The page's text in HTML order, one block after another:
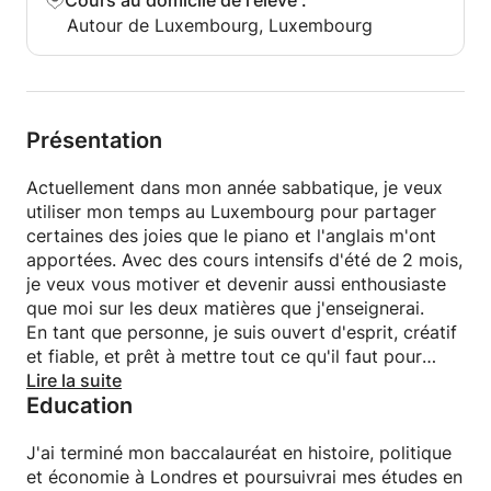
piano et piano accompagné, je suis une personne
très communicative et ouverte d'esprit, et j'ai hâte
productifs ensemble en ces temps difficiles.
Sympathique, patient et motivé! Parle couramment
luxembourgeois.
Autour de Luxembourg, Luxembourg
Présentation
Actuellement dans mon année sabbatique, je veux
utiliser mon temps au Luxembourg pour partager
certaines des joies que le piano et l'anglais m'ont
apportées. Avec des cours intensifs d'été de 2 mois,
je veux vous motiver et devenir aussi enthousiaste
que moi sur les deux matières que j'enseignerai.
En tant que personne, je suis ouvert d'esprit, créatif
et fiable, et prêt à mettre tout ce qu'il faut pour
accomplir mes tâches professionnelles, à la fois
individuellement et en équipe. Je parle couramment
et j'ai de l'expérience dans l'enseignement à
différents âges.
Lire la suite
Education
J'ai terminé mon baccalauréat en histoire, politique
et économie à Londres et poursuivrai mes études en